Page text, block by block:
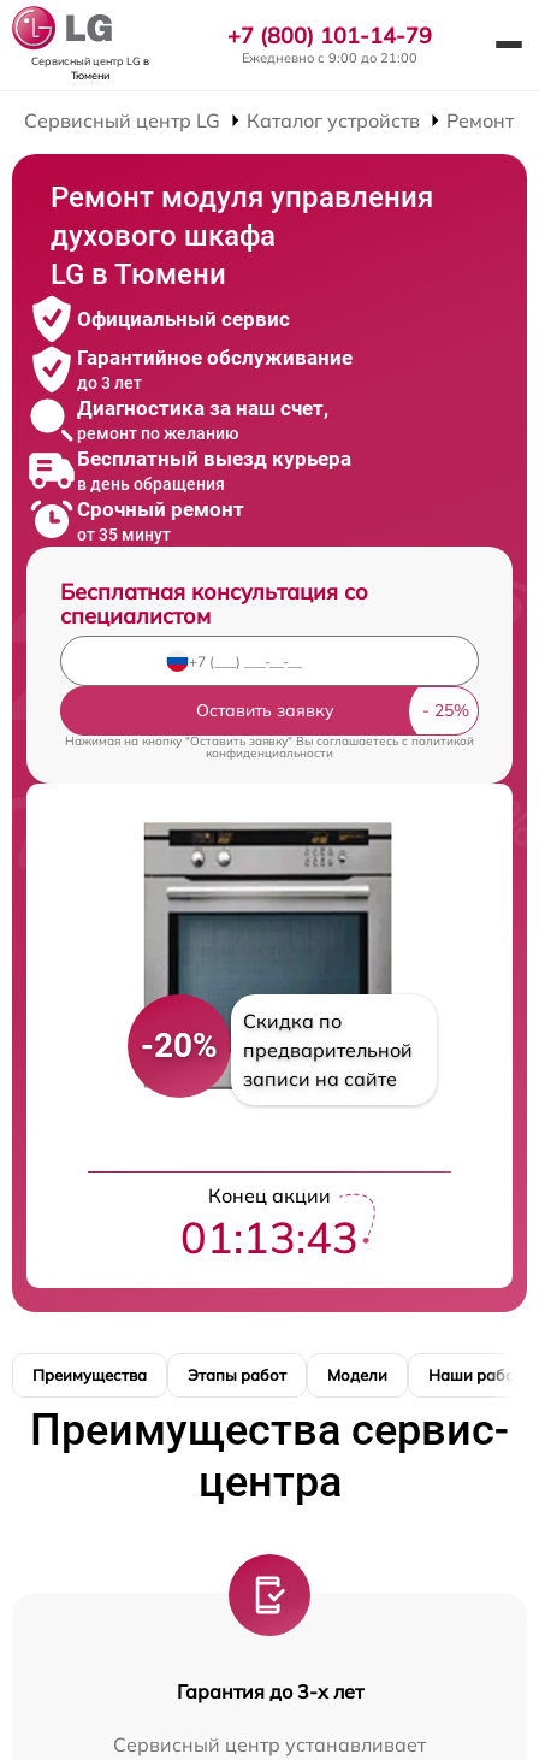
Сервисный центр LG в
Тюмени
+7 (800) 101-14-79
Ежедневно с 9:00 до 21:00
Сервисный центр LG Каталог устройств Ремонт
Ремонт модуля управления
духового шкафа
LG в Тюмени
Официальный сервис
Гарантийное обслуживание
до 3 лет
Диагностика за наш счет,
ремонт по желанию
Бесплатный выезд курьера
в день обращения
Срочный ремонт
от 35 минут
Бесплатная консультация со
специалистом
Оставить заявку
Нажимая на кнопку "Оставить заявку" Вы соглашаетесь cполитикой
конфиденциальности
-20%
Скидка по
предварительной
записи на сайте
Конец акции
01:13:42
Преимущества Этапы работ Модели Наши работы
Преимущества сервис-
центра
Гарантия до 3-х лет
Сервисный центр устанавливает